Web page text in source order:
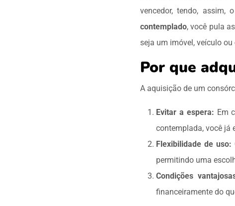
vencedor, tendo,
contemplado, você pula
seja um imóvel, veículo
Por que
A aquisição de um
Evitar a espera: Em
contemplada, você já
Flexibilidade de uso:
permitindo uma
Condições
financeiramente do